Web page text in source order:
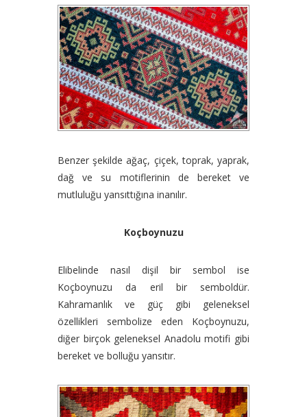
Benzer şekilde ağaç, çiçek, toprak, yaprak,
dağ ve su motiflerinin de bereket ve
mutluluğu yansıttığına inanılır.
Koçboynuzu
Elibelinde nasıl dişil bir sembol ise
Koçboynuzu da eril bir semboldür.
Kahramanlık ve güç gibi geleneksel
özellikleri sembolize eden Koçboynuzu,
diğer birçok geleneksel Anadolu motifi gibi
bereket ve bolluğu yansıtır.